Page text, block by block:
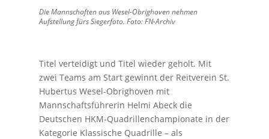
Die Mannschaften aus Wesel-Obrighoven nehmen
Aufstellung fürs Siegerfoto. Foto: FN-Archiv
Titel verteidigt und Titel wieder geholt. Mit
zwei Teams am Start gewinnt der Reitverein St.
Hubertus Wesel-Obrighoven mit
Mannschaftsführerin Helmi Abeck die
Deutschen HKM-Quadrillenchampionate in der
Kategorie Klassische Quadrille – als